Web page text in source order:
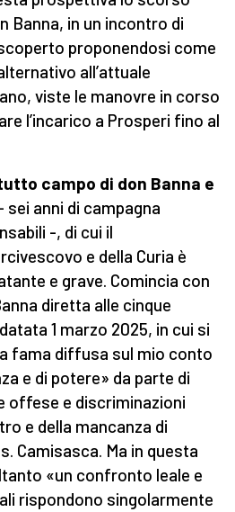
Banna, in un incontro di
proponendosi come
all’attuale
viste le manovre in corso
l’incarico a Prosperi fino al
campo di don Banna e
sei anni di campagna
-, di cui il
e della Curia è
e grave. Comincia con
diretta alle cinque
1 marzo 2025, in cui si
fama diffusa sul mio conto
e di potere» da parte di
offese e discriminazioni
e della mancanza di
Camisasca. Ma in questa
«un confronto leale e
rispondono singolarmente